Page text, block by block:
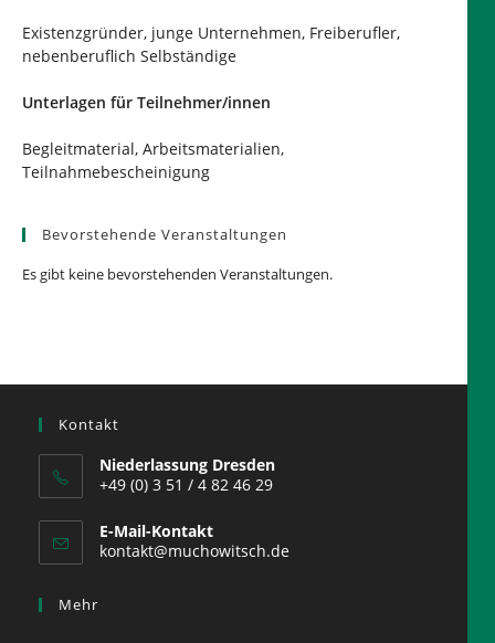
Existenzgründer, junge Unternehmen, Freiberufler,
nebenberuflich Selbständige
Unterlagen für Teilnehmer/innen
Begleitmaterial, Arbeitsmaterialien,
Teilnahmebescheinigung
Bevorstehende Veranstaltungen
Es gibt keine bevorstehenden Veranstaltungen.
Kontakt
Niederlassung Dresden
+49 (0) 3 51 / 4 82 46 29
E-Mail-Kontakt
kontakt@muchowitsch.de
Mehr